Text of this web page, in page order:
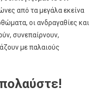
από τα μεγάλα εκείνα
οι ανδραγαθίες και
συνεπαίρνουν,
με παλαιούς